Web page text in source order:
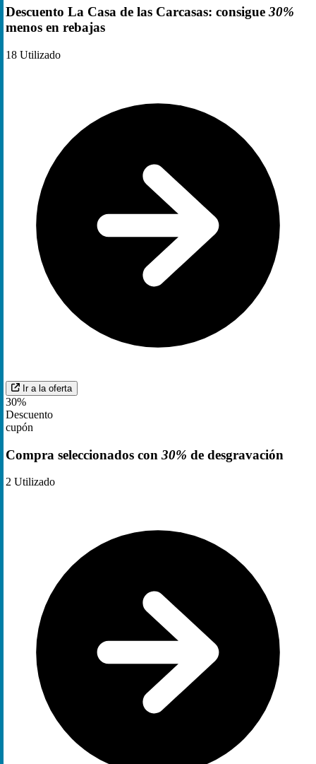
Descuento La Casa de las Carcasas: consigue 30%
menos en rebajas
18 Utilizado
Ir a la oferta
30%
Descuento
cupón
Compra seleccionados con 30% de desgravación
2 Utilizado